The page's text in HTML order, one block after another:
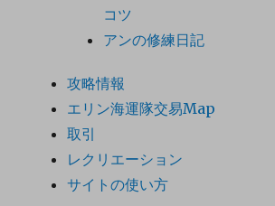
コツ
アンの修練日記
攻略情報
エリン海運隊交易Map
取引
レクリエーション
サイトの使い方